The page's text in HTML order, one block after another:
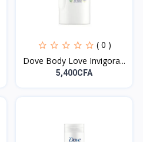
( 0 )
Dove Body Love Invigora...
5,400CFA